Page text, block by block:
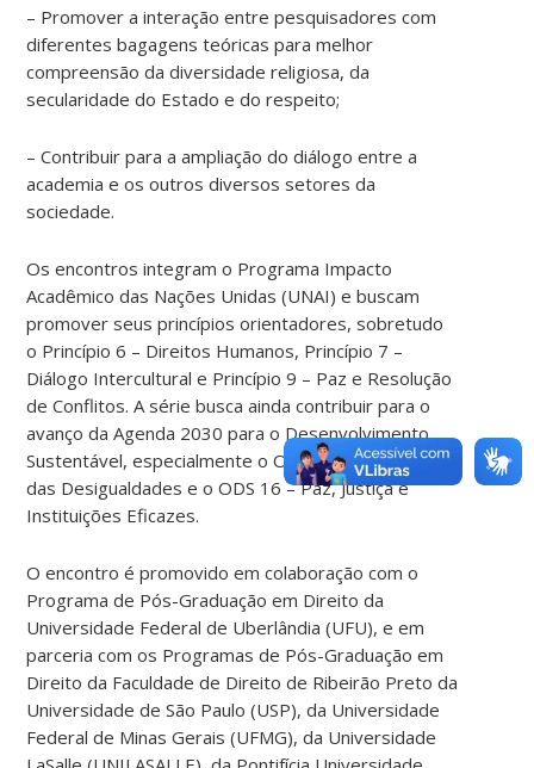
– Promover a interação entre pesquisadores com
diferentes bagagens teóricas para melhor
compreensão da diversidade religiosa, da
secularidade do Estado e do respeito;
– Contribuir para a ampliação do diálogo entre a
academia e os outros diversos setores da
sociedade.
Os encontros integram o Programa Impacto
Acadêmico das Nações Unidas (UNAI) e buscam
promover seus princípios orientadores, sobretudo
o Princípio 6 – Direitos Humanos, Princípio 7 –
Diálogo Intercultural e Princípio 9 – Paz e Resolução
de Conflitos. A série busca ainda contribuir para o
avanço da Agenda 2030 para o Desenvolvimento
Sustentável, especialmente o ODS 10 – Redução
das Desigualdades e o ODS 16 – Paz, Justiça e
Instituições Eficazes.
O encontro é promovido em colaboração com o
Programa de Pós-Graduação em Direito da
Universidade Federal de Uberlândia (UFU), e em
parceria com os Programas de Pós-Graduação em
Direito da Faculdade de Direito de Ribeirão Preto da
Universidade de São Paulo (USP), da Universidade
Federal de Minas Gerais (UFMG), da Universidade